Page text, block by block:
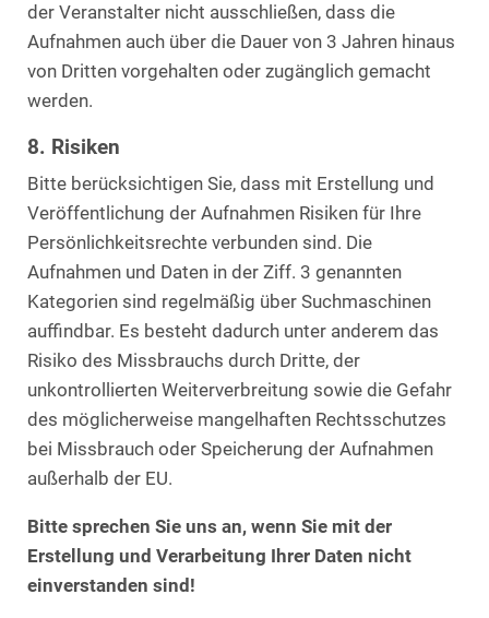
der Veranstalter nicht ausschließen, dass die
Aufnahmen auch über die Dauer von 3 Jahren hinaus
von Dritten vorgehalten oder zugänglich gemacht
werden.
8. Risiken
Bitte berücksichtigen Sie, dass mit Erstellung und
Veröffentlichung der Aufnahmen Risiken für Ihre
Persönlichkeitsrechte verbunden sind. Die
Aufnahmen und Daten in der Ziff. 3 genannten
Kategorien sind regelmäßig über Suchmaschinen
auffindbar. Es besteht dadurch unter anderem das
Risiko des Missbrauchs durch Dritte, der
unkontrollierten Weiterverbreitung sowie die Gefahr
des möglicherweise mangelhaften Rechtsschutzes
bei Missbrauch oder Speicherung der Aufnahmen
außerhalb der EU.
Bitte sprechen Sie uns an, wenn Sie mit der
Erstellung und Verarbeitung Ihrer Daten nicht
einverstanden sind!